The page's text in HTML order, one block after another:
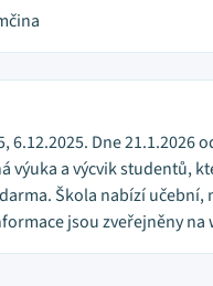
6.12.2025. Dne
výuka a výcvik studentů,
Škola nabízí
jsou zveřejněny na